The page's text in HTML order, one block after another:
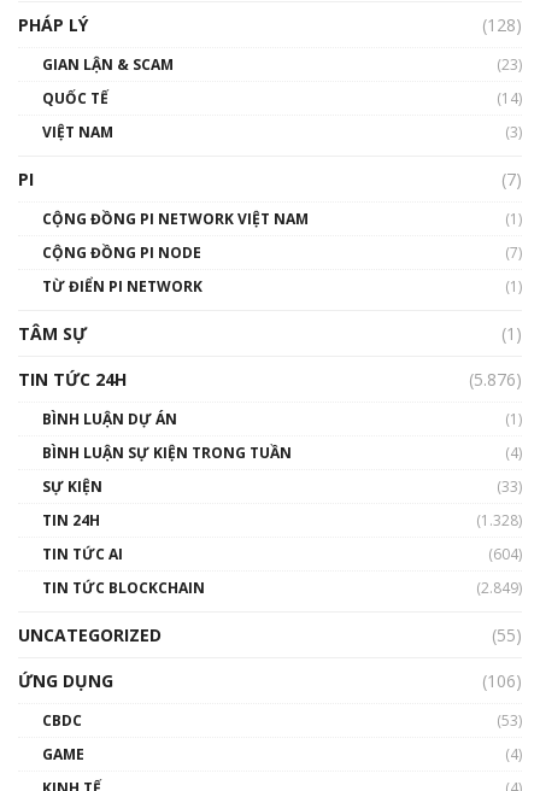
gió ấm
Talkshow 14: MemeCoin – Trò đùa tỷ đô
01:29:26
PHÁP LÝ
(128)
GIAN LẬN & SCAM
(23)
QUỐC TẾ
(14)
VIỆT NAM
(3)
PI (7)
CỘNG ĐỒNG PI NETWORK VIỆT NAM
(1)
CỘNG ĐỒNG PI NODE
(7)
TỪ ĐIỂN PI NETWORK
(1)
TÂM SỰ
(1)
TIN TỨC 24H
(5.876)
BÌNH LUẬN DỰ ÁN
(1)
BÌNH LUẬN SỰ KIỆN TRONG TUẦN
(4)
SỰ KIỆN
(33)
TIN 24H
(1.328)
TIN TỨC AI
(604)
TIN TỨC BLOCKCHAIN
(2.849)
UNCATEGORIZED
(55)
ỨNG DỤNG
(106)
CBDC
(53)
GAME
(4)